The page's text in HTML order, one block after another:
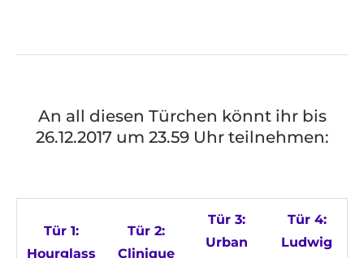
An all diesen Türchen könnt ihr bis
26.12.2017 um 23.59 Uhr teilnehmen:
Tür 1:
Hourglass
Tür 2:
Clinique
Tür 3:
Urban
Tür 4:
Ludwig